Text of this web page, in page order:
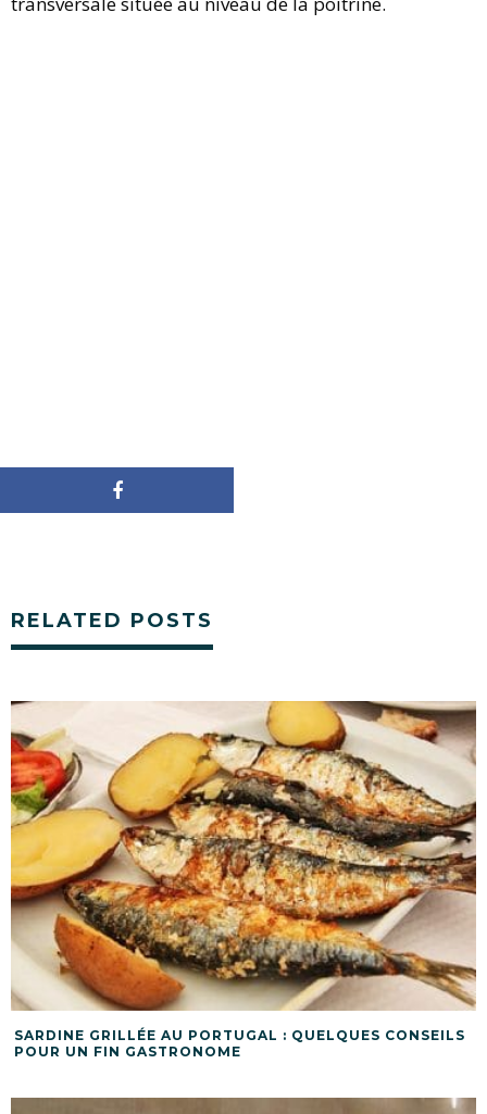
RELATED POSTS
SARDINE GRILLÉE AU PORTUGAL : QUELQUES CONSEILS
POUR UN FIN GASTRONOME